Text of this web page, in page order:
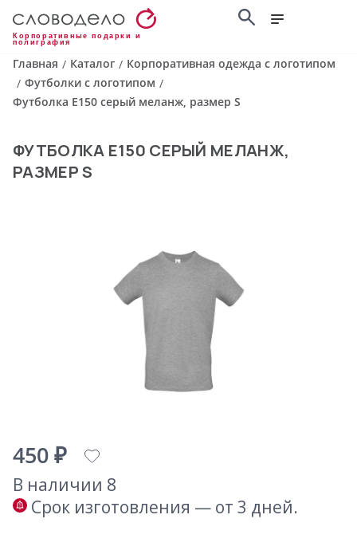
Корпоративные подарки и
полиграфия
Главная / Каталог / Корпоративная одежда с логотипом
/ Футболки с логотипом /
Футболка E150 серый меланж, размер S
ФУТБОЛКА E150 СЕРЫЙ МЕЛАНЖ,
РАЗМЕР S
450 ₽
В наличии 8
Срок изготовления — от 3 дней.